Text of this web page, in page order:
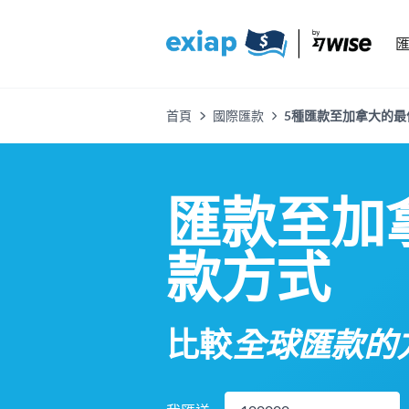
首頁 國際匯款 5種匯款至加拿大的
匯款至
款方式
比較全球匯款的